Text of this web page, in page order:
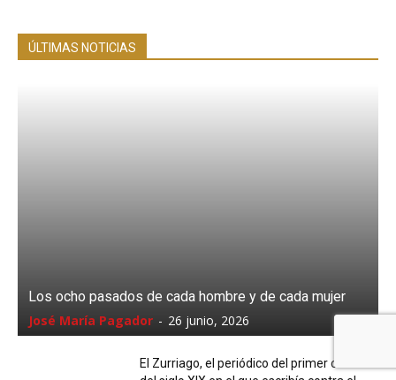
ÚLTIMAS NOTICIAS
Los ocho pasados de cada hombre y de cada mujer
José María Pagador - 26 junio, 2026
El Zurriago, el periódico del primer cuarto